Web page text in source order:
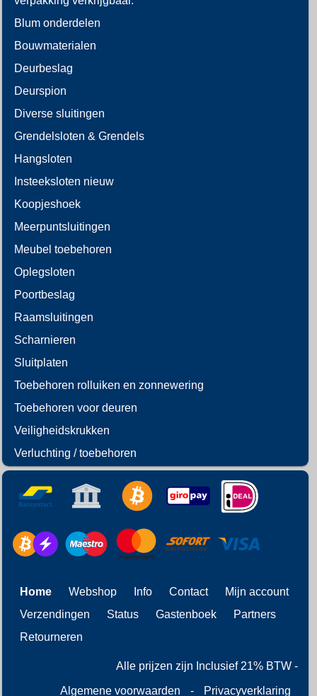
Blum onderdelen
Bouwmaterialen
Deurbeslag
Deurspion
Diverse sluitingen
Grendelsloten & Grendels
Hangsloten
Insteeksloten nieuw
Koopjeshoek
Meerpuntsluitingen
Meubel toebehoren
Oplegsloten
Poortbeslag
Raamsluitingen
Scharnieren
Sluitplaten
Toebehoren rolluiken en zonnewering
Toebehoren voor deuren
Veiligheidskrukken
Verluchting / toebehoren
Home Webshop Info Contact
Mijn account
Verzendingen
Status Gastenboek
Partners
Retourneren
Alle prijzen zijn Inclusief 21% BTW -
Algemene voorwaarden - Privacyverklaring